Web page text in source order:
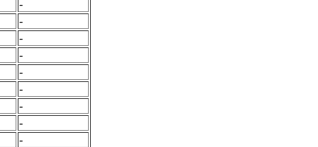
-
-
-
-
-
-
-
-
-